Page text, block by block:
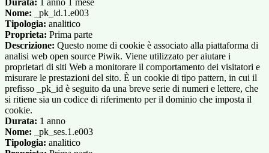
Durata: 1 anno 1 mese
Nome: _pk_id.1.e003
Tipologia: analitico
Proprieta: Prima parte
Descrizione: Questo nome di cookie è associato alla piattaforma di
analisi web open source Piwik. Viene utilizzato per aiutare i
proprietari di siti Web a monitorare il comportamento dei visitatori e
misurare le prestazioni del sito. È un cookie di tipo pattern, in cui il
prefisso _pk_id è seguito da una breve serie di numeri e lettere, che
si ritiene sia un codice di riferimento per il dominio che imposta il
cookie.
Durata: 1 anno
Nome: _pk_ses.1.e003
Tipologia: analitico